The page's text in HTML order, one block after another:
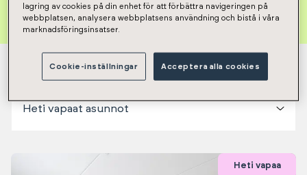
Näytetään tulokset 1-12 / 63
Heti vapaat asunnot
Heti vapaa
lagring av cookies på din enhet för att förbättra navigeringen på
webbplatsen, analysera webbplatsens användning och bistå i våra
marknadsföringsinsatser.
Cookie-inställningar Acceptera alla cookies